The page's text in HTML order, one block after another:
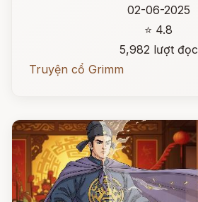
02-06-2025
⭐ 4.8
5,982 lượt đọc
Truyện cổ Grimm